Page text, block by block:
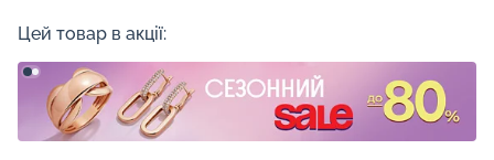
Цей товар в акції: